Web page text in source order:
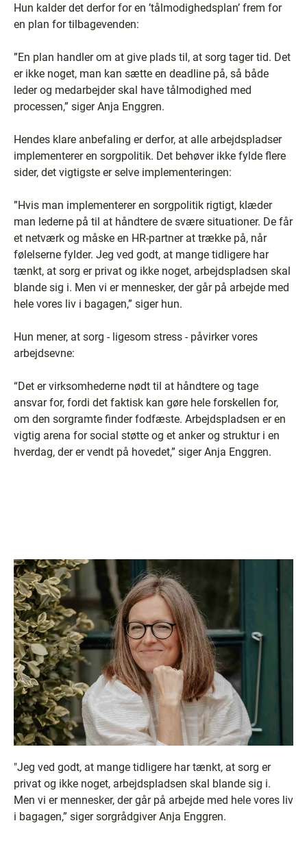
Hun kalder det derfor for en ’tålmodighedsplan’ frem for
en plan for tilbagevenden:
”En plan handler om at give plads til, at sorg tager tid. Det
er ikke noget, man kan sætte en deadline på, så både
leder og medarbejder skal have tålmodighed med
processen,” siger Anja Enggren.
Hendes klare anbefaling er derfor, at alle arbejdspladser
implementerer en sorgpolitik. Det behøver ikke fylde flere
sider, det vigtigste er selve implementeringen:
”Hvis man implementerer en sorgpolitik rigtigt, klæder
man lederne på til at håndtere de svære situationer. De får
et netværk og måske en HR-partner at trække på, når
følelserne fylder. Jeg ved godt, at mange tidligere har
tænkt, at sorg er privat og ikke noget, arbejdspladsen skal
blande sig i. Men vi er mennesker, der går på arbejde med
hele vores liv i bagagen,” siger hun.
Hun mener, at sorg - ligesom stress - påvirker vores
arbejdsevne:
“Det er virksomhederne nødt til at håndtere og tage
ansvar for, fordi det faktisk kan gøre hele forskellen for,
om den sorgramte finder fodfæste. Arbejdspladsen er en
vigtig arena for social støtte og et anker og struktur i en
hverdag, der er vendt på hovedet,” siger Anja Enggren.
"Jeg ved godt, at mange tidligere har tænkt, at sorg er
privat og ikke noget, arbejdspladsen skal blande sig i.
Men vi er mennesker, der går på arbejde med hele vores liv
i bagagen,” siger sorgrådgiver Anja Enggren.